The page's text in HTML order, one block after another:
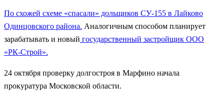
По схожей схеме «спасали» дольщиков СУ-155 в Лайково
Одинцовского района. Аналогичным способом планирует
зарабатывать и новый государственный застройщик ООО
«РК-Строй».
24 октября проверку долгостроя в Марфино начала
прокуратура Московской области.